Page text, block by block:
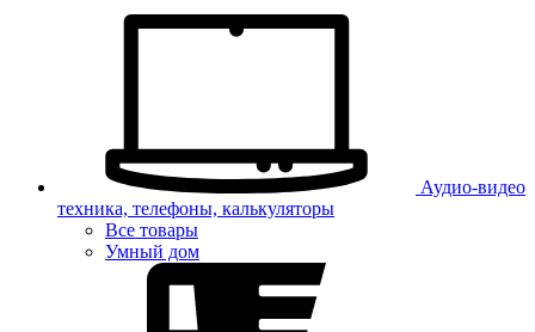
Аудио-видео
техника, телефоны, калькуляторы
Все товары
Умный дом